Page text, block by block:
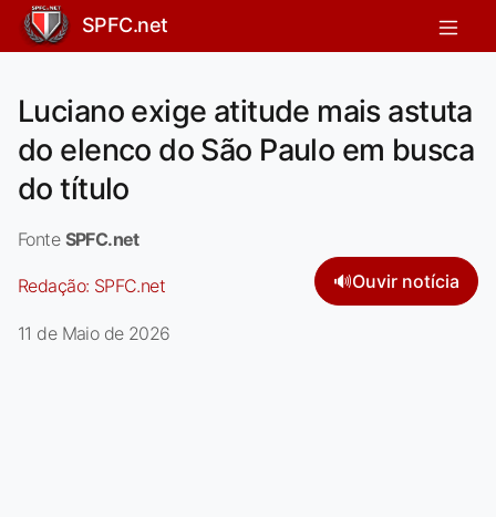
SPFC.net
Luciano exige atitude mais astuta
do elenco do São Paulo em busca
do título
Fonte SPFC.net
Redação: SPFC.net 🔊Ouvir notícia
11 de Maio de 2026